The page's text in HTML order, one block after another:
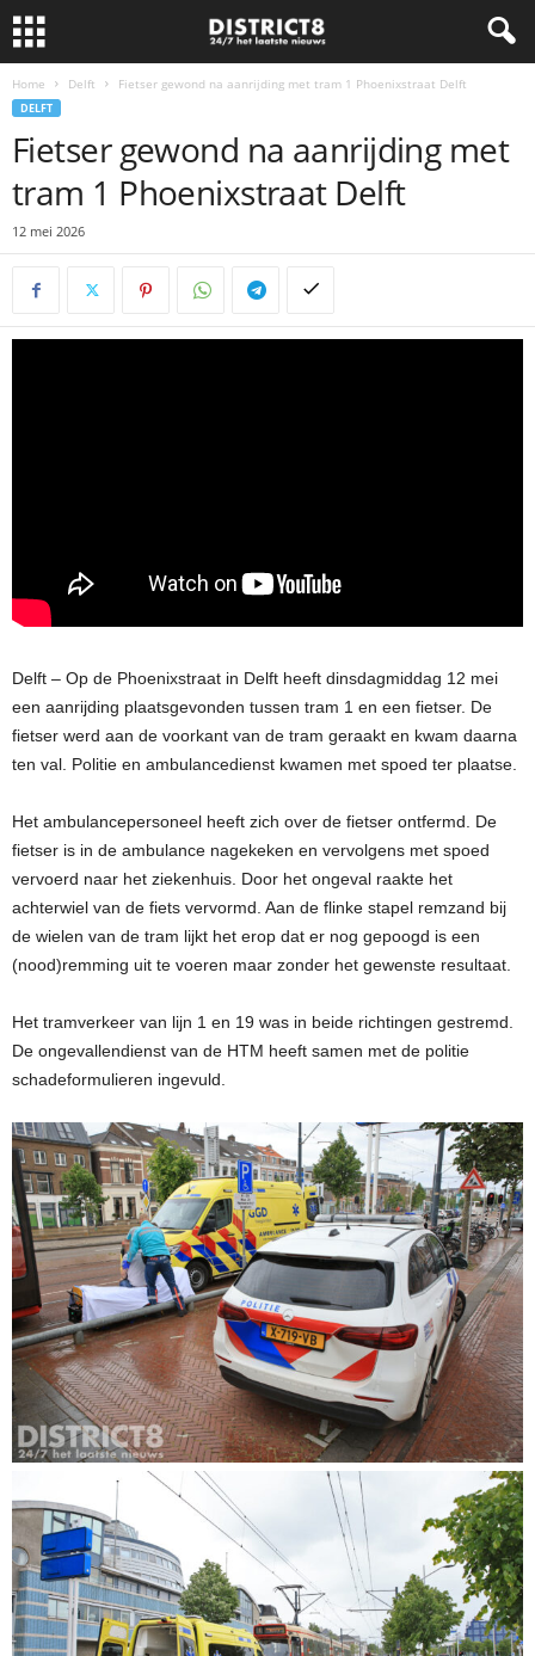
Home Delft Fietser gewond na aanrijding met tram 1 Phoenixstraat Delft
DELFT
Fietser gewond na aanrijding met
tram 1 Phoenixstraat Delft
12 mei 2026
Delft – Op de Phoenixstraat in Delft heeft dinsdagmiddag 12 mei
een aanrijding plaatsgevonden tussen tram 1 en een fietser. De
fietser werd aan de voorkant van de tram geraakt en kwam daarna
ten val. Politie en ambulancedienst kwamen met spoed ter plaatse.
Het ambulancepersoneel heeft zich over de fietser ontfermd. De
fietser is in de ambulance nagekeken en vervolgens met spoed
vervoerd naar het ziekenhuis. Door het ongeval raakte het
achterwiel van de fiets vervormd. Aan de flinke stapel remzand bij
de wielen van de tram lijkt het erop dat er nog gepoogd is een
(nood)remming uit te voeren maar zonder het gewenste resultaat.
Het tramverkeer van lijn 1 en 19 was in beide richtingen gestremd.
De ongevallendienst van de HTM heeft samen met de politie
schadeformulieren ingevuld.